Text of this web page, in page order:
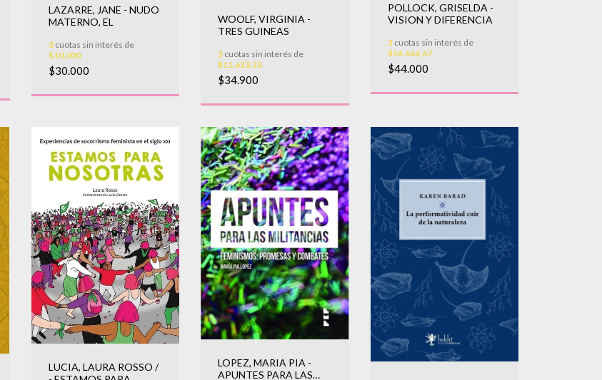
LAZARRE, JANE - NUDO
MATERNO, EL
3cuotas sin interés de
$10.000
$30.000
WOOLF, VIRGINIA -
TRES GUINEAS
3 cuotas sin interés de
$11.633,33
$34.900
POLLOCK, GRISELDA -
VISION Y DIFERENCIA
3cuotas sin interés de
$14.666,67
$44.000
LUCIA, LAURA ROSSO /
LOPEZ, MARIA PIA -
APUNTES PARA LAS